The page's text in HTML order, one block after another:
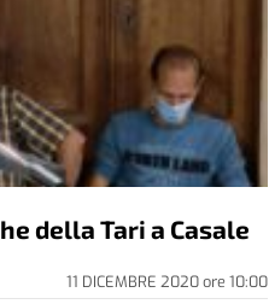
della Tari a Casale
11 DICEMBRE 2020ore 10:00